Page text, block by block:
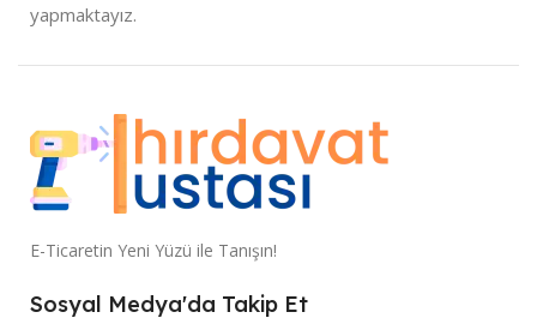
yapmaktayız.
E-Ticaretin Yeni Yüzü ile Tanışın!
Sosyal Medya'da Takip Et